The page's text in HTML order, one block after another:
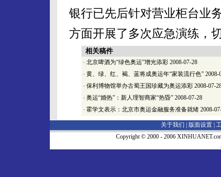
银行已先后针对营业柜台业
方面开展了多次应急演练，
相关稿件
· 北京啤酒为“绿色奥运”增光添彩 2008-07-28
· 黄、绿、红、褐、蓝将成奥运年“家装流行色” 2008-
· 保利博物馆举办古蜀王国珍藏为奥运添彩 2008-07-
· 奥运“婚热”：新人理智商家“热昏” 2008-07-28
· 霍学文表示：北京市奥运金融服务准备就绪 2008-
关于我们 | 版面设置
Copyright © 2000 - 2006